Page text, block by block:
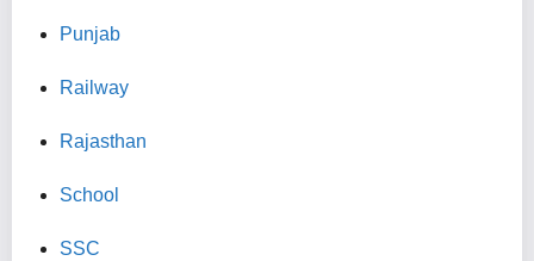
Punjab
Railway
Rajasthan
School
SSC